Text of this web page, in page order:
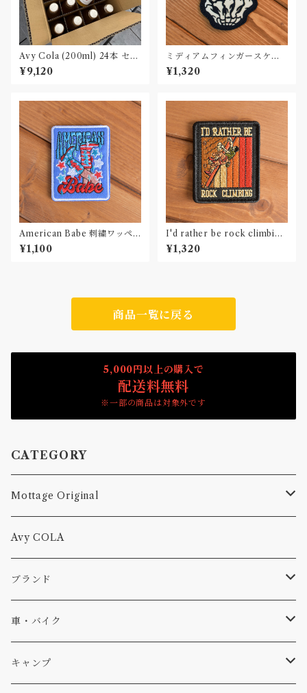
Avy Cola (200ml) 24本 セッ
ト
¥9,120
ミディアムフィンガースケル
トン カーワッペン Car Patch
¥1,320
American Babe 刺繍ワッペ
ン Patch
¥1,100
I'd rather be rock climbing
刺繍ワッペン Patch
¥1,320
商品一覧に戻る
5,000円以上の購入で
配送料無料
※一部の商品は対象外です
CATEGORY
Mottage Original
Tシャツ
キャップ、ニット
ソックス
雑貨
Avy COLA
ブランド
Db
サーフ
A-Frame
車・バイク
車外
キャンプ